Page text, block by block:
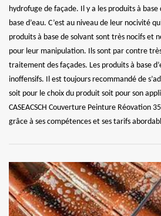
hydrofuge de façade. Il y a les produits à
base d’eau. C’est au niveau de leur nocivité
produits à base de solvant sont très nocifs et
pour leur manipulation. Ils sont par contre
traitement des façades. Les produits à base
inoffensifs. Il est toujours recommandé de
soit pour le choix du produit soit pour son
CASEACSCH Couverture Peinture Réovation
grâce à ses compétences et ses tarifs